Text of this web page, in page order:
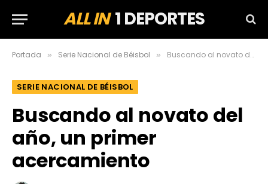
ALL IN1 DEPORTES
Portada » Serie Nacional de Béisbol » Buscando al novato del año, un primer acercamiento
SERIE NACIONAL DE BÉISBOL
Buscando al novato del
año, un primer
acercamiento